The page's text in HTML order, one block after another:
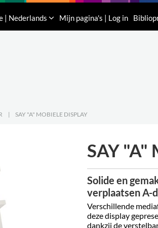
| Nederlands Mijn pagina's | Log in
Klantenservice België
(0)16 623 340
| SAY "A" MOBIELE DISPLAY
SAY "A"
Solide en
verplaatsen A-
Verschillende
deze display
dankzij de